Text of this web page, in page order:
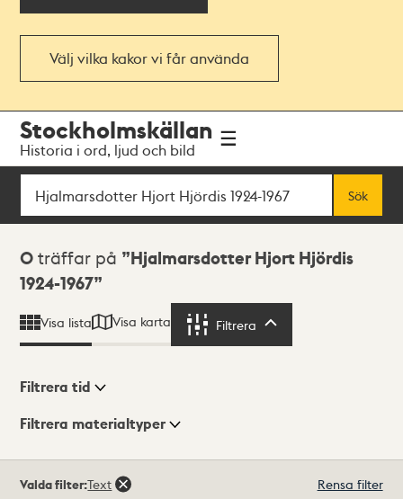
Välj vilka kakor vi får använda
navigationen
huvudinnehållet
Stockholmskällan
Historia i ord, ljud och bild
Sök
Sök
Sökresultat
0 träffar på
Hjalmarsdotter Hjort Hjördis
1924-1967
Visa lista Visa karta Filtrera
Visningsläge
Filtrera tid
Filtrera materialtyper
träffar
Valda filter:Text Rensa filter